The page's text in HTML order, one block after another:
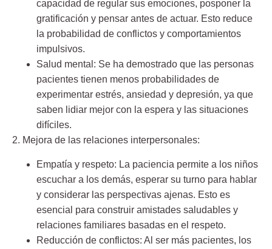
capacidad de regular sus emociones, posponer la
gratificación y pensar antes de actuar. Esto reduce
la probabilidad de conflictos y comportamientos
impulsivos.
Salud mental: Se ha demostrado que las personas
pacientes tienen menos probabilidades de
experimentar estrés, ansiedad y depresión, ya que
saben lidiar mejor con la espera y las situaciones
difíciles.
2. Mejora de las relaciones interpersonales:
Empatía y respeto: La paciencia permite a los niños
escuchar a los demás, esperar su turno para hablar
y considerar las perspectivas ajenas. Esto es
esencial para construir amistades saludables y
relaciones familiares basadas en el respeto.
Reducción de conflictos: Al ser más pacientes, los